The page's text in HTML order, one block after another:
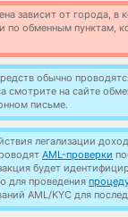
зависит от города, в
по обменным пунктам,
обычно
смотрите на сайте
письме.
легализации
AML-проверки
будет
для проведения
AML/KYC для